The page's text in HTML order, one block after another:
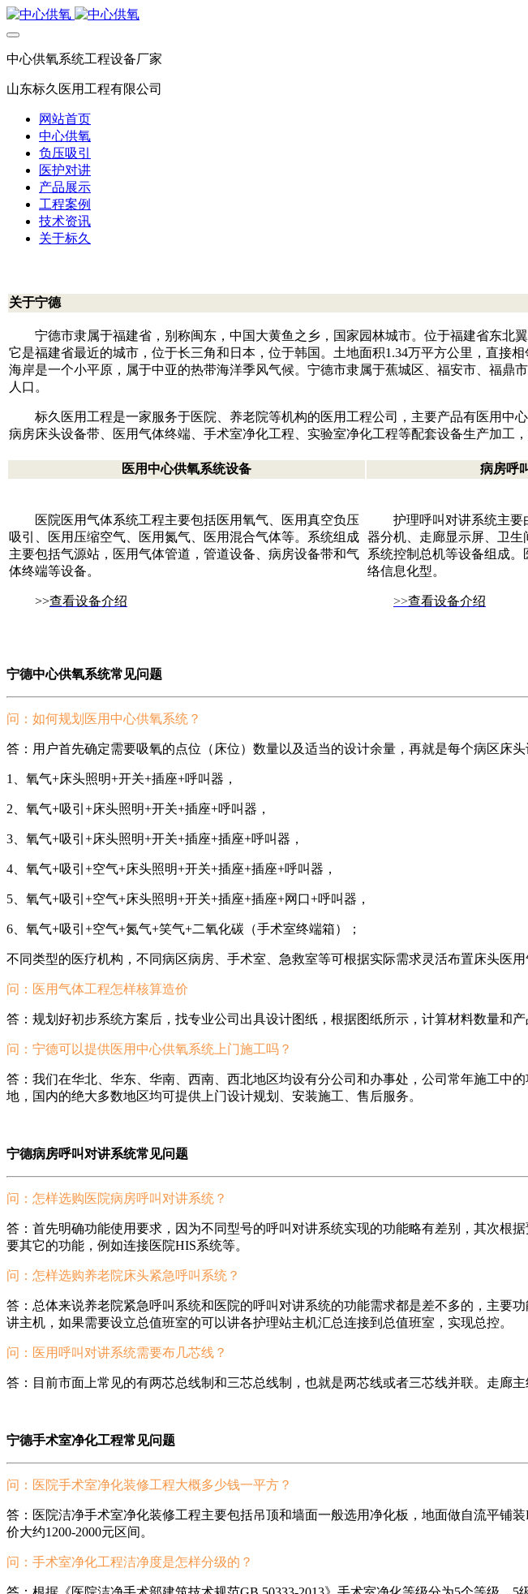
中心供氧系统工程设备厂家
山东标久医用工程有限公司
网站首页
中心供氧
负压吸引
医护对讲
产品展示
工程案例
技术资讯
关于标久
关于宁德
宁德市隶属于福建省，别称闽东，中国大黄鱼之乡，国家园林城市。位于福建省东北
它是福建省最近的城市，位于长三角和日本，位于韩国。土地面积1.34万平方公里，直接
海岸是一个小平原，属于中亚的热带海洋季风气候。宁德市隶属于蕉城区、福安市、福鼎
人口。
标久医用工程是一家服务于医院、养老院等机构的医用工程公司，主要产品有医用中
病房床头设备带、医用气体终端、手术室净化工程、实验室净化工程等配套设备生产加工
医用中心供氧系统设备 病房呼
医院医用气体系统工程主要包括医用氧气、医用真空负压
吸引、医用压缩空气、医用氮气、医用混合气体等。系统组成
主要包括气源站，医用气体管道，管道设备、病房设备带和气
体终端等设备。
>>查看设备介绍
护理呼叫对讲系统主要
器分机、走廊显示屏、卫生
系统控制总机等设备组成
络信息化型。
>>查看设备介绍
宁德中心供氧系统常见问题
问：如何规划医用中心供氧系统？
答：用户首先确定需要吸氧的点位（床位）数量以及适当的设计余量，再就是每个病区床头
1、氧气+床头照明+开关+插座+呼叫器，
2、氧气+吸引+床头照明+开关+插座+呼叫器，
3、氧气+吸引+床头照明+开关+插座+插座+呼叫器，
4、氧气+吸引+空气+床头照明+开关+插座+插座+呼叫器，
5、氧气+吸引+空气+床头照明+开关+插座+插座+网口+呼叫器，
6、氧气+吸引+空气+氮气+笑气+二氧化碳（手术室终端箱）；
不同类型的医疗机构，不同病区病房、手术室、急救室等可根据实际需求灵活布置床头医
问： 医用气体工程怎样核算造价
答：规划好初步系统方案后，找专业公司出具设计图纸，根据图纸所示，计算材料数量和产
问：宁德可以提供医用中心供氧系统上门施工吗？
答：我们在华北、华东、华南、西南、西北地区均设有分公司和办事处，公司常年施工中
地，国内的绝大多数地区均可提供上门设计规划、安装施工、售后服务。
宁德病房呼叫对讲系统常见问题
问：怎样选购医院病房呼叫对讲系统？
答：首先明确功能使用要求，因为不同型号的呼叫对讲系统实现的功能略有差别，其次根
要其它的功能，例如连接医院HIS系统等。
问：怎样选购养老院床头紧急呼叫系统？
答：总体来说养老院紧急呼叫系统和医院的呼叫对讲系统的功能需求都是差不多的，主要
讲主机，如果需要设立总值班室的可以讲各护理站主机汇总连接到总值班室，实现总控。
问：医用呼叫对讲系统需要布几芯线？
答：目前市面上常见的有两芯总线制和三芯总线制，也就是两芯线或者三芯线并联。走廊
宁德手术室净化工程常见问题
问：医院手术室净化装修工程大概多少钱一平方？
答：医院洁净手术室净化装修工程主要包括吊顶和墙面一般选用净化板，地面做自流平铺
价大约1200-2000元区间。
问：手术室净化工程洁净度是怎样分级的？